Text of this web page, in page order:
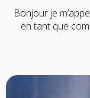
Nous Découvrir
Objectifs
Nous rejoindre
Bonjour je
en tant que